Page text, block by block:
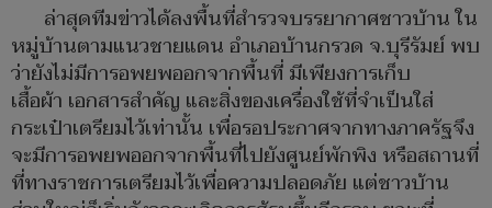
ล่าสุดทีมข่าวได้ลงพื้นที่สำรวจบรรยากาศชาวบ้าน ใน
หมู่บ้านตามแนวชายแดน อำเภอบ้านกรวด จ.บุรีรัมย์ พบ
ว่ายังไม่มีการอพยพออกจากพื้นที่ มีเพียงการเก็บ
เสื้อผ้า เอกสารสำคัญ และสิ่งของเครื่องใช้ที่จำเป็นใส่
กระเป๋าเตรียมไว้เท่านั้น เพื่อรอประกาศจากทางภาครัฐจึง
จะมีการอพยพออกจากพื้นที่ไปยังศูนย์พักพิง หรือสถานที่
ที่ทางราชการเตรียมไว้เพื่อความปลอดภัย แต่ชาวบ้าน